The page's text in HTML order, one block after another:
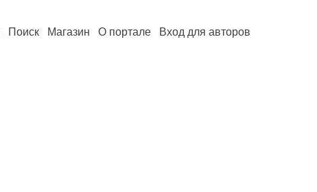
Поиск Магазин О портале Вход для авторов